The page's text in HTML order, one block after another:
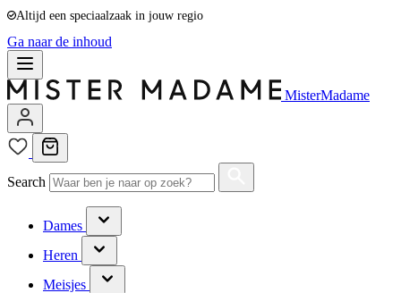
Altijd een speciaalzaak in jouw regio
Ga naar de inhoud
MisterMadame
Search
Dames
Heren
Meisjes